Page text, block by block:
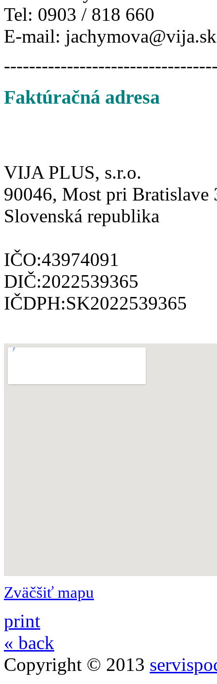
Tel: 0903 / 818 660
E-mail: jachymova@vija.sk
Faktúračná adresa
VIJA PLUS, s.r.o.
90046, Most pri Bratislave
Slovenská republika
IČO:43974091
DIČ:2022539365
IČDPH:SK2022539365
Zväčšiť mapu
print
« back
Copyright © 2013